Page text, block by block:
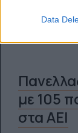
Data
με 105
στα ΑΕΙ